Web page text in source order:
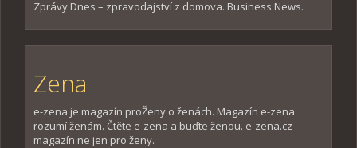
Zprávy Dnes – zpravodajství z domova. Business News.
Zena
e-zena je magazín proŽeny o ženách. Magazín e-zena
rozumí ženám. Čtěte e-zena a buďte ženou. e-zena.cz
magazín ne jen pro ženy.